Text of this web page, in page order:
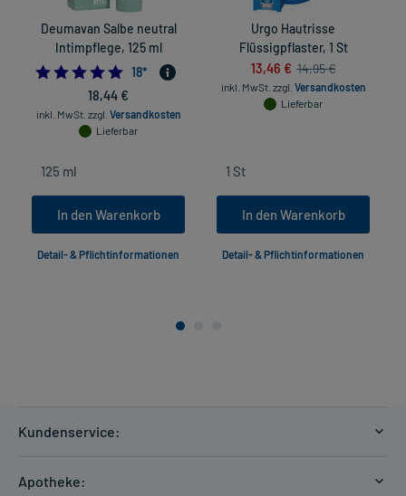
Deumavan Salbe neutral
Intimpflege, 125 ml
4.833333333333333
18*
18,44 €
inkl. MwSt. zzgl. Versandkosten
Lieferbar
In den Warenkorb
Detail- & Pflichtinformationen
Urgo Hautrisse
Flüssigpflaster, 1 St
13,46 € 14,95 €
inkl. MwSt. zzgl. Versandkosten
Lieferbar
In den Warenkorb
Detail- & Pflichtinformationen
Kundenservice:
Apotheke: